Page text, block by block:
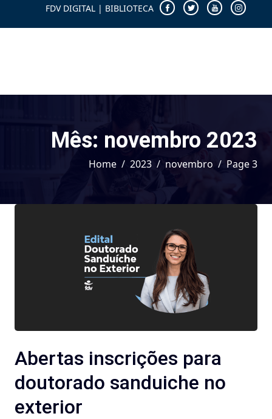
FDV DIGITAL | BIBLIOTECA
Mês: novembro 2023
Home 2023 novembro Page 3
Abertas inscrições para
doutorado sanduiche no
exterior